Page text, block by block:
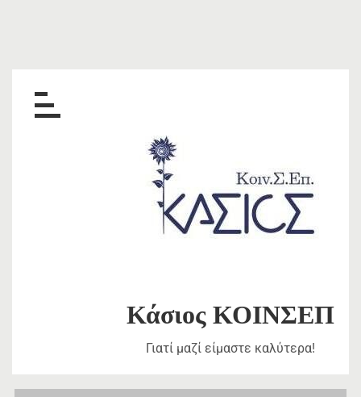
Κάσιος ΚΟΙΝΣΕΠ
Γιατί μαζί είμαστε καλύτερα!